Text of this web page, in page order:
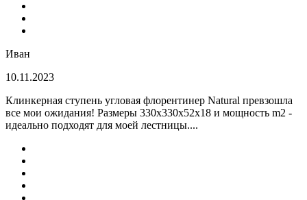
Иван
10.11.2023
Клинкерная ступень угловая флорентинер Natural превзошла
все мои ожидания! Размеры 330х330х52х18 и мощность m2 -
идеально подходят для моей лестницы....